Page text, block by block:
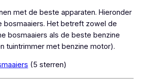
met de beste apparaten. Hieronder
bosmaaiers. Het betreft zowel de
bosmaaiers als de beste benzine
tuintrimmer met benzine motor).
(5 sterren)